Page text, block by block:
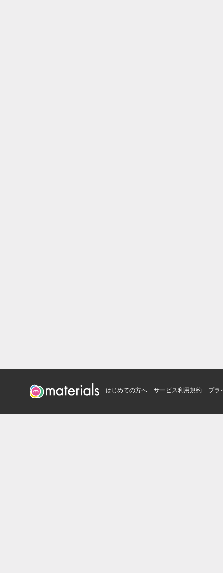
はじめての方へ サービス利用規約 プラ